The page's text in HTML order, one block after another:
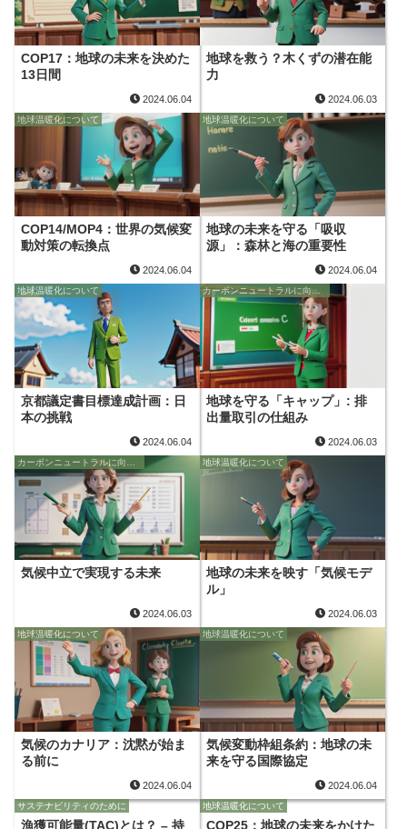
COP17：地球の未来を決めた
13日間
2024.06.04
地球を救う？木くずの潜在能
力
2024.06.03
地球温暖化について
COP14/MOP4：世界の気候変
動対策の転換点
2024.06.04
地球温暖化について
地球の未来を守る「吸収
源」：森林と海の重要性
2024.06.04
地球温暖化について
京都議定書目標達成計画：日
本の挑戦
2024.06.04
カーボンニュートラルに向けて
地球を守る「キャップ」: 排
出量取引の仕組み
2024.06.03
カーボンニュートラルに向けて
気候中立で実現する未来
2024.06.03
地球温暖化について
地球の未来を映す「気候モデ
ル」
2024.06.03
地球温暖化について
気候のカナリア：沈黙が始ま
る前に
2024.06.04
地球温暖化について
気候変動枠組条約：地球の未
来を守る国際協定
2024.06.04
サステナビリティのために
漁獲可能量(TAC)とは？ – 持
地球温暖化について
COP25：地球の未来をかけた